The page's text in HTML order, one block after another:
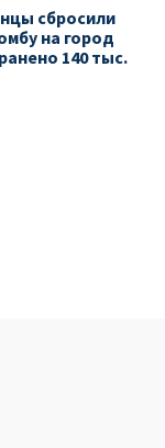
сбросили
на город
140 тыс.